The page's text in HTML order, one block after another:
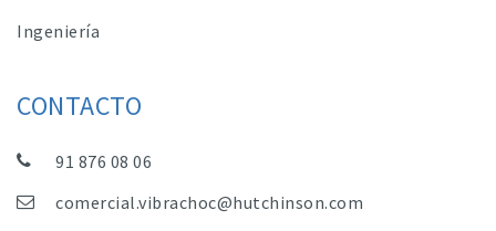
Ingeniería
CONTACTO
91 876 08 06
comercial.vibrachoc@hutchinson.com